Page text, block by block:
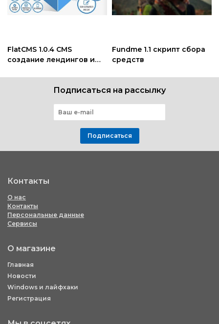
FlatCMS 1.0.4 CMS
создание лендингов и
Fundme 1.1 скрипт сбора
средств
Подписаться на рассылку
Подписаться
Контакты
О нас
Контакты
Персональные данные
Сервисы
О магазине
Главная
Новости
Windows и лайфхаки
Регистрация